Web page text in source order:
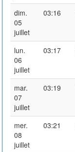
dim.
05
juillet
03:16
lun.
06
juillet
03:17
mar.
07
juillet
03:19
mer.
08
juillet
03:21